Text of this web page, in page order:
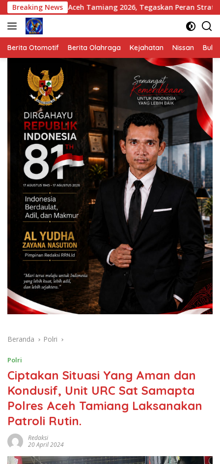
Langsung
ke
konten
Breaking News
Tamiang 2026, Tegaskan Peran Strategis Komunikasi
Berita Otomotif Berita Olahraga Kejahatan Nissan
Beranda Polri
Polri
Ciptakan Situasi Yang Aman dan
Kondusif, Unit URC Sat Samapta
Polres Aceh Tamiang Laksanakan
Patroli Rutin.
Redaksi
20 April 2024